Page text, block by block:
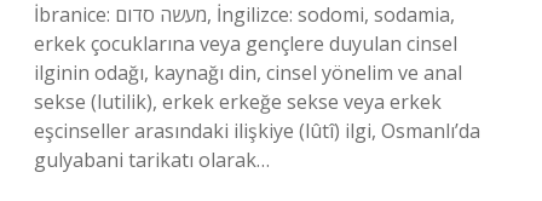
İbranice: מעשה סדום, İngilizce: sodomi, sodamia,
erkek çocuklarına veya gençlere duyulan cinsel
ilginin odağı, kaynağı din, cinsel yönelim ve anal
sekse (lutilik), erkek erkeğe sekse veya erkek
eşcinseller arasındaki ilişkiye (lûtî) ilgi, Osmanlı’da
gulyabani tarikatı olarak…